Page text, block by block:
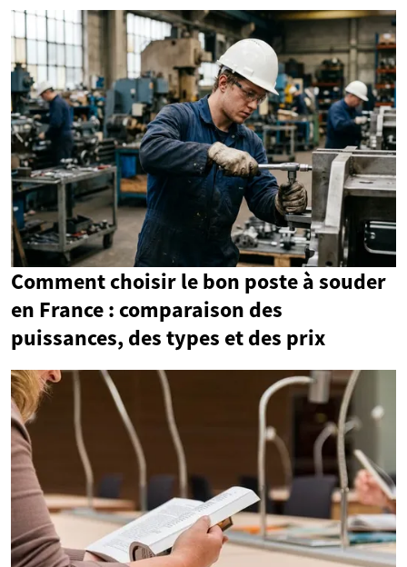
Comment choisir le bon poste à souder
en France : comparaison des
puissances, des types et des prix